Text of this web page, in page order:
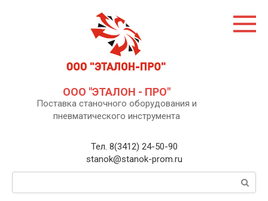
ООО "ЭТАЛОН - ПРО"
Поставка станочного оборудования и
пневматического инструмента
Тел. 8(3412) 24-50-90
stanok@stanok-prom.ru